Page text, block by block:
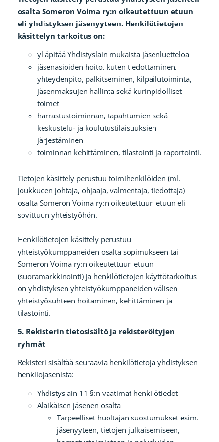
osalta Someron Voima ry:n oikeutettuun etuun
eli yhdistyksen jäsenyyteen. Henkilötietojen
käsittelyn tarkoitus on:
ylläpitää Yhdistyslain mukaista jäsenluetteloa
jäsenasioiden hoito, kuten tiedottaminen,
yhteydenpito, palkitseminen, kilpailutoiminta,
jäsenmaksujen hallinta sekä kurinpidolliset
toimet
harrastustoiminnan, tapahtumien sekä
keskustelu- ja koulutustilaisuuksien
järjestäminen
toiminnan kehittäminen, tilastointi ja raportointi.
Tietojen käsittely perustuu toimihenkilöiden (ml.
joukkueen johtaja, ohjaaja, valmentaja, tiedottaja)
osalta Someron Voima ry:n oikeutettuun etuun eli
sovittuun yhteistyöhön.
Henkilötietojen käsittely perustuu
yhteistyökumppaneiden osalta sopimukseen tai
Someron Voima ry:n oikeutettuun etuun
(suoramarkkinointi) ja henkilötietojen käyttötarkoitus
on yhdistyksen yhteistyökumppaneiden välisen
yhteistyösuhteen hoitaminen, kehittäminen ja
tilastointi.
5. Rekisterin tietosisältö ja rekisteröityjen
ryhmät
Rekisteri sisältää seuraavia henkilötietoja yhdistyksen
henkilöjäsenistä:
Yhdistyslain 11 §:n vaatimat henkilötiedot
Alaikäisen jäsenen osalta
Tarpeelliset huoltajan suostumukset esim.
jäsenyyteen, tietojen julkaisemiseen,